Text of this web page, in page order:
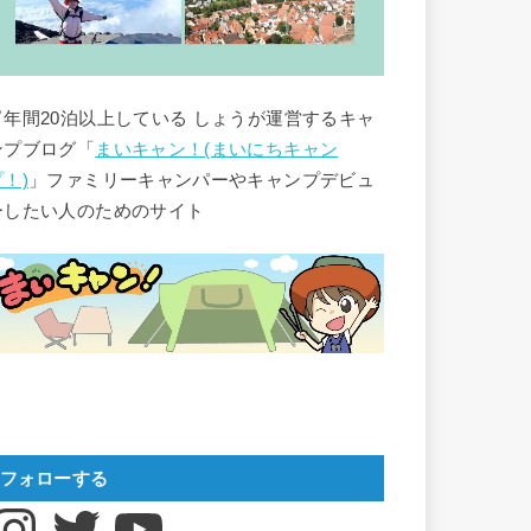
間20泊以上している しょうが運営するキャ
ブログ「 まいキャン！(まいにちキャン
！) 」ファミリーキャンパーやキャンプデビュ
したい人のためのサイト
フォローする
Twitter YouTube